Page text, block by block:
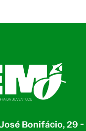
Bonifácio, 29 -